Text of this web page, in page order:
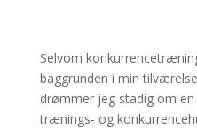
Selvom
baggrunden i min
drømmer jeg stadig om
trænings- og